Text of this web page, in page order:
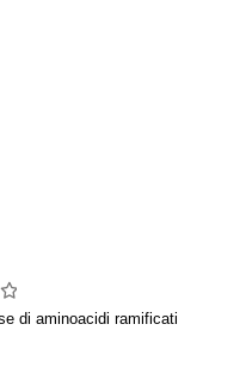
di aminoacidi ramificati